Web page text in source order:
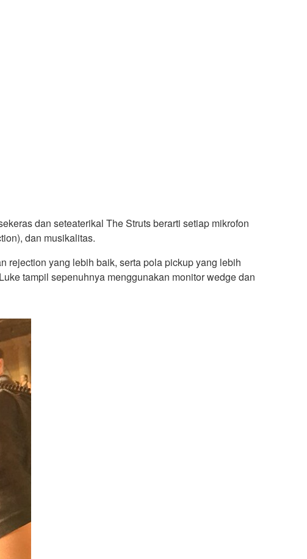
dan seteaterikal The Struts berarti setiap mikrofon
dan musikalitas.
rejection yang lebih baik, serta pola pickup yang lebih
tampil sepenuhnya menggunakan monitor wedge dan